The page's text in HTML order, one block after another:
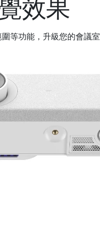
效果
等功能，升級您的會議